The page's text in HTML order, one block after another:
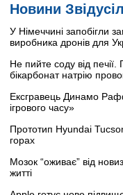
Новини
У Німеччині запобігли
виробника дронів для
Не пийте соду від
бікарбонат натрію
Ексгравець Динамо
ігрового часу»
Прототип Hyundai
горах
Мозок “оживає” від
житті